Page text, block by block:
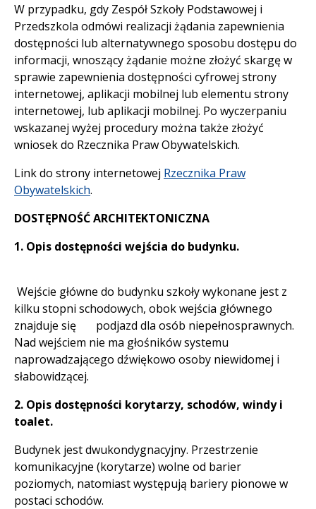
W przypadku, gdy Zespół Szkoły Podstawowej i
Przedszkola odmówi realizacji żądania zapewnienia
dostępności lub alternatywnego sposobu dostępu do
informacji, wnoszący żądanie możne złożyć skargę w
sprawie zapewnienia dostępności cyfrowej strony
internetowej, aplikacji mobilnej lub elementu strony
internetowej, lub aplikacji mobilnej. Po wyczerpaniu
wskazanej wyżej procedury można także złożyć
wniosek do Rzecznika Praw Obywatelskich.
Link do strony internetowej Rzecznika Praw
Obywatelskich.
DOSTĘPNOŚĆ ARCHITEKTONICZNA
1. Opis dostępności wejścia do budynku.
Wejście główne do budynku szkoły wykonane jest z
kilku stopni schodowych, obok wejścia głównego
znajduje się podjazd dla osób niepełnosprawnych.
Nad wejściem nie ma głośników systemu
naprowadzającego dźwiękowo osoby niewidomej i
słabowidzącej.
2. Opis dostępności korytarzy, schodów, windy i
toalet.
Budynek jest dwukondygnacyjny. Przestrzenie
komunikacyjne (korytarze) wolne od barier
poziomych, natomiast występują bariery pionowe w
postaci schodów.